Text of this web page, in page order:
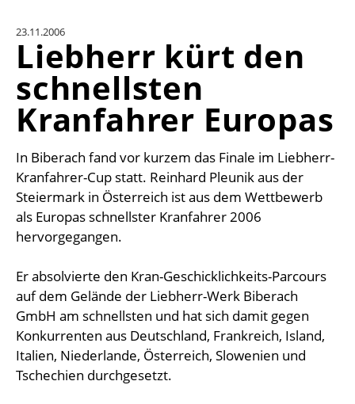
EINHEITENKONVERTER
KONTAKT
23.11.2006
Liebherr kürt den
schnellsten
Kranfahrer Europas
In Biberach fand vor kurzem das Finale im Liebherr-
Kranfahrer-Cup statt. Reinhard Pleunik aus der
Steiermark in Österreich ist aus dem Wettbewerb
als Europas schnellster Kranfahrer 2006
hervorgegangen.
Er absolvierte den Kran-Geschicklichkeits-Parcours
auf dem Gelände der Liebherr-Werk Biberach
GmbH am schnellsten und hat sich damit gegen
Konkurrenten aus Deutschland, Frankreich, Island,
Italien, Niederlande, Österreich, Slowenien und
Tschechien durchgesetzt.